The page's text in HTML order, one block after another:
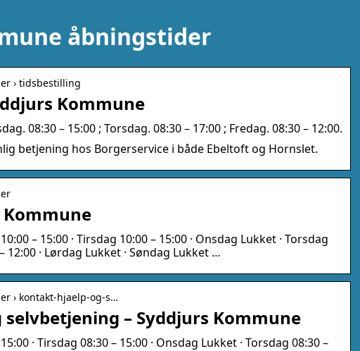
åbningstider
› tidsbestilling
Kommune
08:30 – 15:00 ; Torsdag. 08:30 – 17:00 ; Fredag. 08:30 – 12:00.
betjening hos Borgerservice i både Ebeltoft og Hornslet.
Kommune
– 15:00 · Tirsdag 10:00 – 15:00 · Onsdag Lukket · Torsdag
12:00 · Lørdag Lukket · Søndag Lukket …
› kontakt-hjaelp-og-s…
– Syddjurs Kommune
· Tirsdag 08:30 – 15:00 · Onsdag Lukket · Torsdag 08:30 –